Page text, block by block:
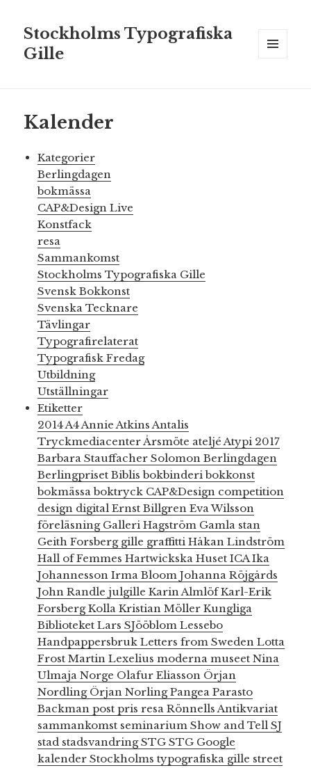
Stockholms Typografiska
Gille
Kalender
Kategorier
Berlingdagen
bokmässa
CAP&Design Live
Konstfack
resa
Sammankomst
Stockholms Typografiska Gille
Svensk Bokkonst
Svenska Tecknare
Tävlingar
Typografirelaterat
Typografisk Fredag
Utbildning
Utställningar
Etiketter
2014A4Annie AtkinsAntalis
TryckmediacenterÅrsmöte ateljéAtypi 2017
Barbara Stauffacher SolomonBerlingdagen
BerlingprisetBiblisbokbinderibokkonst
bokmässaboktryck CAP&Design competition
design digitalErnst BillgrenEva Wilsson
föreläsning Galleri Hagström Gamla stan
Geith Forsberg gille graffittiHåkan Lindström
Hall of FemmesHartwickska HusetICAIka
JohannessonIrma BloomJohanna Röjgårds
John RandlejulgilleKarin AlmlöfKarl-Erik
ForsbergKollaKristian MöllerKungliga
BiblioteketLars SJööblomLessebo
HandpappersbrukLetters from SwedenLotta
FrostMartin Lexeliusmoderna museetNina
UlmajaNorge Olafur Eliasson Örjan
Nordling Örjan NorlingPangeaParasto
BackmanpostprisresaRönnells Antikvariat
sammankomst seminariumShow and TellSJ
stad stadsvandringSTGSTG Google
kalenderStockholms typografiska gille street